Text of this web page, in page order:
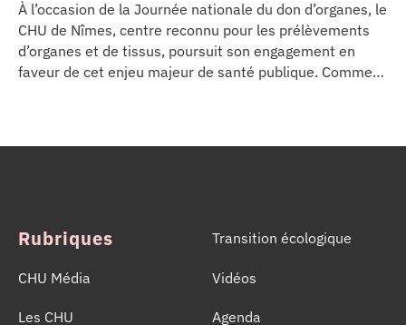
À l’occasion de la Journée nationale du don d’organes, le
CHU de Nîmes, centre reconnu pour les prélèvements
d’organes et de tissus, poursuit son engagement en
faveur de cet enjeu majeur de santé publique. Comme
Rubriques
CHU Média
Les CHU
Transition écologique
Vidéos
Agenda